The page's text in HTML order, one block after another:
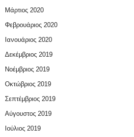
Μάρτιος 2020
Φεβρουάριος 2020
Ιανουάριος 2020
Δεκέμβριος 2019
Νοέμβριος 2019
Οκτώβριος 2019
Σεπτέμβριος 2019
Αύγουστος 2019
Ιούλιος 2019